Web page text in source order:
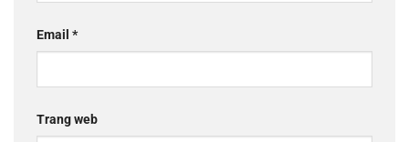
Email *
Trang web